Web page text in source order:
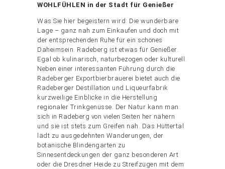
WOHLFÜHLEN in der Stadt für Genießer
Was Sie hier begeistern wird: Die wunderbare
Lage – ganz nah zum Einkaufen und doch mit
der entsprechenden Ruhe für ein schönes
Daheimsein. Radeberg ist etwas für Genießer.
Egal ob kulinarisch, naturbezogen oder kulturell.
Neben einer interessanten Führung durch die
Radeberger Exportbierbrauerei bietet auch die
Radeberger Destillation und Liqueurfabrik
kurzweilige Einblicke in die Herstellung
regionaler Trinkgenüsse. Der Natur kann man
sich in Radeberg von vielen Seiten her nähern
und sie ist stets zum Greifen nah. Das Hüttertal
lädt zu ausgedehnten Wanderungen, der
botanische Blindengarten zu
Sinnesentdeckungen der ganz besonderen Art
oder die Dresdner Heide zu Streifzügen mit dem